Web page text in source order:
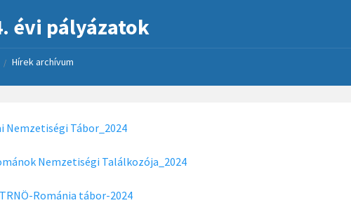
évi pályázatok
/ Hírek archívum
Nemzetiségi Tábor_2024
Nemzetiségi Találkozója_2024
Románia tábor-2024